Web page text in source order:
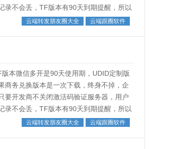
录不会丢，TF版本有90天到期提醒，所以
src... 云端转发朋友圈大全 云端跟圈软件
本微信多开是90天使用期，UDID定制版
商务兑换版本是一次下载，终身不掉，企
要开发商不关闭激活码验证服务器，用户
录不会丢，TF版本有90天到期提醒，所以
src... 云端转发朋友圈大全 云端跟圈软件